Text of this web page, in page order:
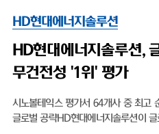
HD현대에너지솔루션
HD현대엔솔, 출범
광 영토 확장 박차
HD현대엔솔, 출범 후 첫 신
영, 작년 영업익 1077% 상승